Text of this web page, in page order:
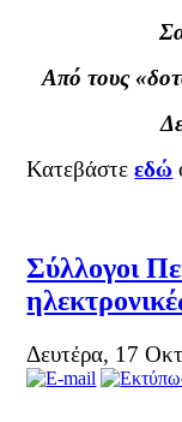
Από τους
Κατεβάστεεδώ
Σύλλογοι
Δευτέρα, 17